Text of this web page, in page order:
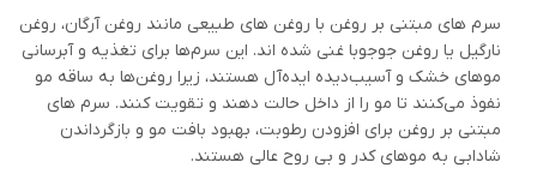
سرم های مبتنی بر روغن با روغن های طبیعی مانند روغن آرگان، روغن
نارگیل یا روغن جوجوبا غنی شده اند. این سرم‌ها برای تغذیه و آبرسانی
موهای خشک و آسیب‌دیده ایده‌آل هستند، زیرا روغن‌ها به ساقه مو
نفوذ می‌کنند تا مو را از داخل حالت دهند و تقویت کنند. سرم های
مبتنی بر روغن برای افزودن رطوبت، بهبود بافت مو و بازگرداندن
شادابی به موهای کدر و بی روح عالی هستند.